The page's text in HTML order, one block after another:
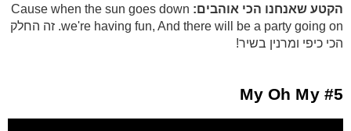
הקטע שאנחנו הכי אוהבים: Cause when the sun goes down
we're having fun, And there will be a party going on. זה החלק
הכי כיפי ומרנין בשיר!
#5 My Oh My